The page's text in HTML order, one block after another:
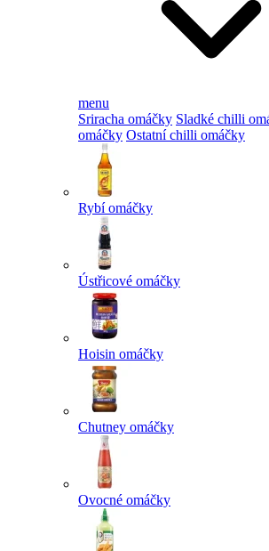
menu
Sriracha omáčky Sladké chilli
omáčky Ostatní chilli omáčky
Rybí omáčky
Ústřicové omáčky
Hoisin omáčky
Chutney omáčky
Ovocné omáčky